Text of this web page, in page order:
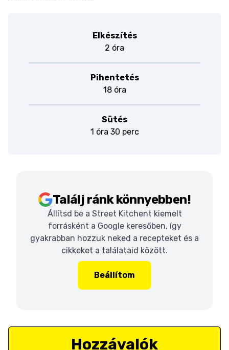
Elkészítés
2 óra
Pihentetés
18 óra
Sütés
1 óra 30 perc
Találj ránk könnyebben!
Állítsd be a Street Kitchent kiemelt
forrásként a Google keresőben, így
gyakrabban hozzuk neked a recepteket és a
cikkeket a találataid között.
Beállítom
Hozzávalók